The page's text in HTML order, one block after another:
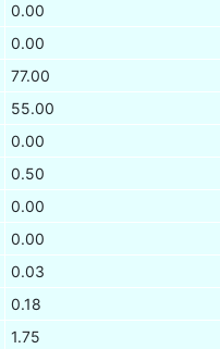
0.00
0.00
77.00
55.00
0.00
0.50
0.00
0.00
0.03
0.18
1.75